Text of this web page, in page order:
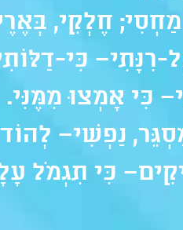
חֶלְקִי,
רִנָּתִי– כִּי-
כִּי אָמְצוּ מִמֶּנִּי.
נַפְשִׁי–
כִּי תִגְמֹל